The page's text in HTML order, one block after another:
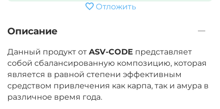
Отложить
Описание
Данный продукт от ASV-CODE представляет
собой сбалансированную композицию, которая
является в равной степени эффективным
средством привлечения как карпа, так и амура в
различное время года.